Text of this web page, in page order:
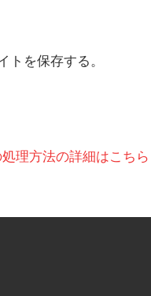
を保存する。
理方法の詳細はこちら